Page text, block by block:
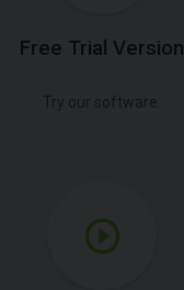
Free Trial Version